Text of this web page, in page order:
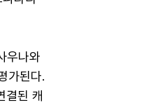
우나와
가된다.
결된 캐